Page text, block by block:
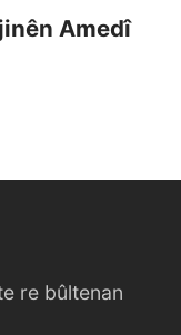
Amedî
re bûltenan